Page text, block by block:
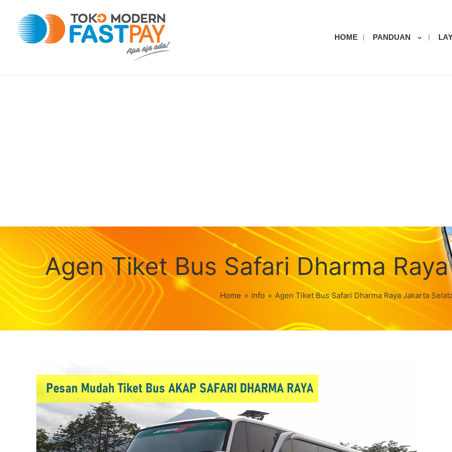
HOME PANDUAN
Agen Tiket Bus Safari Dharma
Home » info » Agen Tiket Bus Safari Dharma Raya Jakarta